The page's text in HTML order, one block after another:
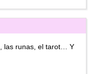
las runas, el tarot… Y